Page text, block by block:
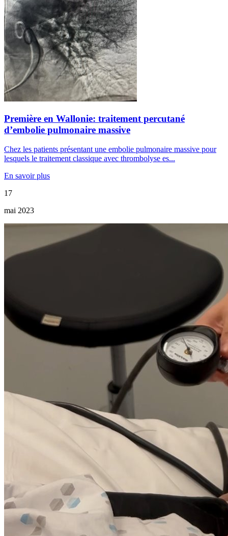
Première en Wallonie: traitement percutané
d’embolie pulmonaire massive
Chez les patients présentant une embolie pulmonaire massive pour
lesquels le traitement classique avec thrombolyse es...
En savoir plus
17
mai 2023